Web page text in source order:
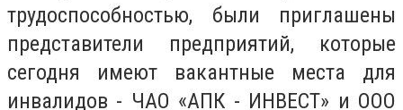
трудоспособностью, были приглашены
представители предприятий, которые
сегодня имеют вакантные места для
инвалидов - ЧАО «АПК - ИНВЕСТ» и ООО